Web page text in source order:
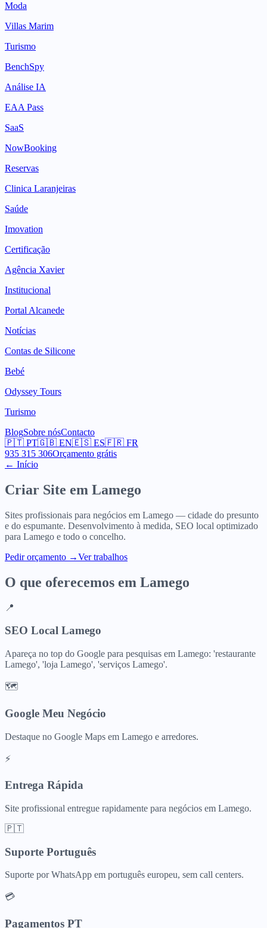
Moda
Villas Marim
Turismo
BenchSpy
Análise IA
EAA Pass
SaaS
NowBooking
Reservas
Clinica Laranjeiras
Saúde
Imovation
Certificação
Agência Xavier
Institucional
Portal Alcanede
Notícias
Contas de Silicone
Bebé
Odyssey Tours
Turismo
BlogSobre nósContacto
🇵🇹 PT🇬🇧 EN🇪🇸 ES🇫🇷 FR
935 315 306Orçamento grátis
← Início
Criar Site em Lamego
Sites profissionais para negócios em Lamego — cidade do presunto
e do espumante. Desenvolvimento à medida, SEO local optimizado
para Lamego e todo o concelho.
Pedir orçamento →Ver trabalhos
O que oferecemos em Lamego
📍
SEO Local Lamego
Apareça no top do Google para pesquisas em Lamego: 'restaurante
Lamego', 'loja Lamego', 'serviços Lamego'.
🗺️
Google Meu Negócio
Destaque no Google Maps em Lamego e arredores.
⚡
Entrega Rápida
Site profissional entregue rapidamente para negócios em Lamego.
🇵🇹
Suporte Português
Suporte por WhatsApp em português europeu, sem call centers.
💳
Pagamentos PT